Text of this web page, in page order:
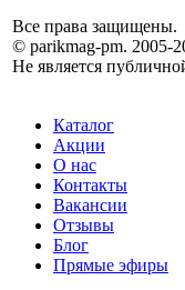
Все права защищены.
© parikmag-pm. 2005-
Не является
Каталог
Акции
О нас
Контакты
Вакансии
Отзывы
Блог
Прямые эфиры